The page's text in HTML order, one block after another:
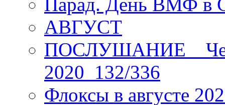
Парад. День ВМФ в
АВГУСТ
ПОСЛУШАНИЕ _
2020_132/336
Флоксы в августе